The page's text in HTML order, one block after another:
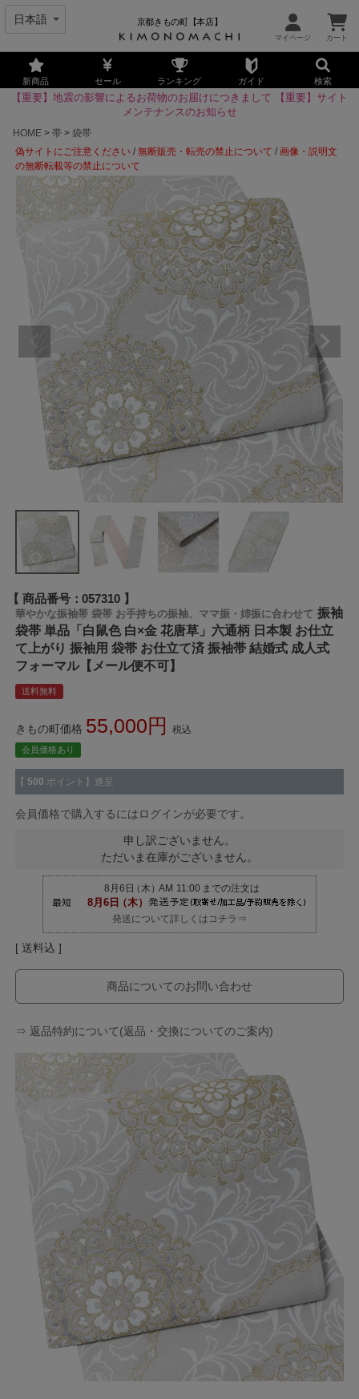
京都きもの町【本店】
新商品 セール ランキング ガイド 検索
【重要】地震の影響によるお荷物のお届けにつきまして
【重要】サイト
メンテナンスのお知らせ
HOME
帯
袋帯
偽サイトにご注意ください /無断販売・転売の禁止について /画像・説明文
の無断転載等の禁止について
商品番号 057310
華やかな振袖帯 袋帯 お手持ちの振袖、ママ振・姉振に合わせて 振袖
袋帯 単品「白鼠色 白×金 花唐草」六通柄 日本製 お仕立
て上がり 振袖用 袋帯 お仕立て済 振袖帯 結婚式 成人式
フォーマル【メール便不可】
送料無料
きもの町価格 55,000 税込
会員価格あり
【 500 ポイント】進呈
会員価格で購入するにはログインが必要です。
申し訳ございません。
ただいま在庫がございません。
発送について詳しくはコチラ⇒
送料込
商品についてのお問い合わせ
⇒ 返品特約について(返品・交換についてのご案内)